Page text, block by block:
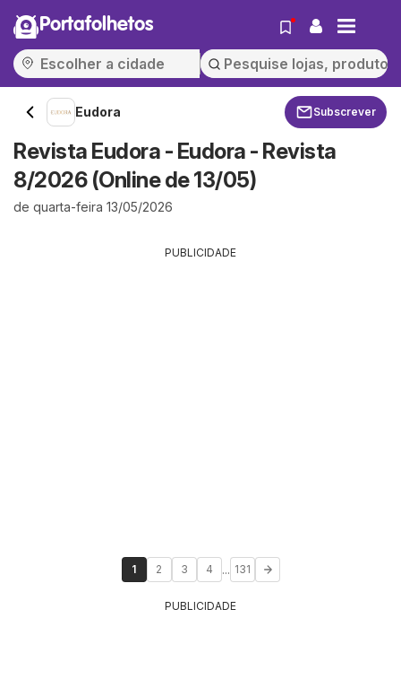
Portafolhetos
Eudora Subscrever
Revista Eudora - Eudora - Revista
8/2026 (Online de 13/05)
de quarta-feira 13/05/2026
PUBLICIDADE
1 2 3 4 ... 131
PUBLICIDADE